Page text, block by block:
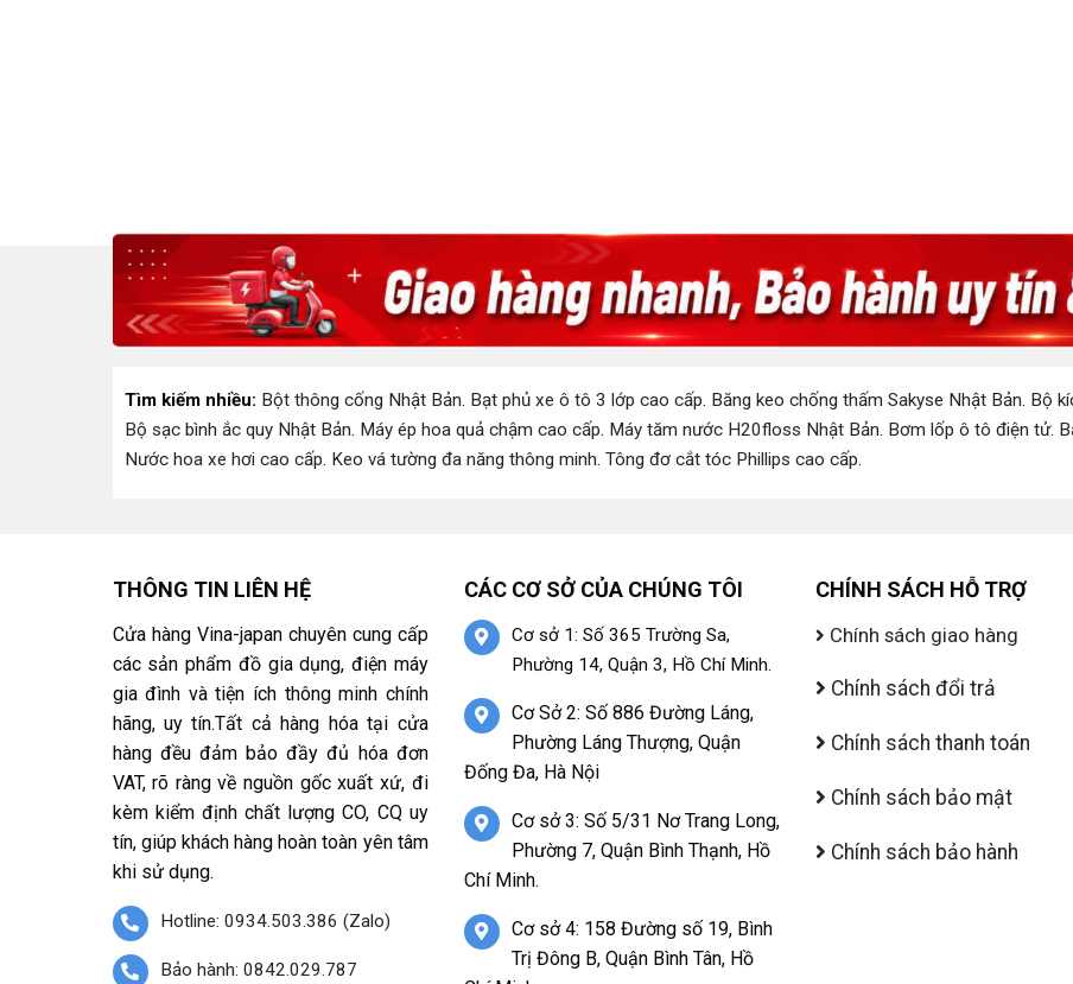
Tìm kiếm nhiều: Bột thông cống Nhật Bản. Bạt phủ xe ô tô 3 lớp cao cấp. Băng keo chống thấm Sakyse Nhật Bản. Bộ
Bộ sạc bình ắc quy Nhật Bản. Máy ép hoa quả chậm cao cấp. Máy tăm nước H20floss Nhật Bản. Bơm lốp ô tô điện tử.
Nước hoa xe hơi cao cấp. Keo vá tường đa năng thông minh. Tông đơ cắt tóc Phillips cao cấp.
THÔNG TIN LIÊN HỆ
Cửa hàng Vina-japan chuyên cung cấp
các sản phẩm đồ gia dụng, điện máy
gia đình và tiện ích thông minh chính
hãng, uy tín.Tất cả hàng hóa tại cửa
hàng đều đảm bảo đầy đủ hóa đơn
VAT, rõ ràng về nguồn gốc xuất xứ, đi
kèm kiểm định chất lượng CO, CQ uy
tín, giúp khách hàng hoàn toàn yên tâm
khi sử dụng.
Hotline: 0934.503.386 (Zalo)
Bảo hành: 0842.029.787
CÁC CƠ SỞ CỦA CHÚNG TÔI
Cơ sở 1: Số 365 Trường Sa,
Phường 14, Quận 3, Hồ Chí Minh.
Cơ Sở 2: Số 886 Đường Láng,
Phường Láng Thượng, Quận
Đống Đa, Hà Nội
Cơ sở 3: Số 5/31 Nơ Trang Long,
Phường 7, Quận Bình Thạnh, Hồ
Chí Minh.
Cơ sở 4: 158 Đường số 19, Bình
Trị Đông B, Quận Bình Tân, Hồ
CHÍNH SÁCH HỖ TRỢ
Chính sách giao hàng
Chính sách đổi trả
Chính sách thanh toán
Chính sách bảo mật
Chính sách bảo hành